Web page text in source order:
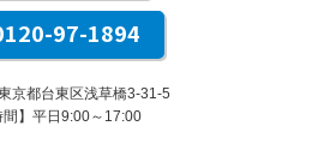
97-1894
京都台東区浅草橋3-31-5
間】平日9:00～17:00